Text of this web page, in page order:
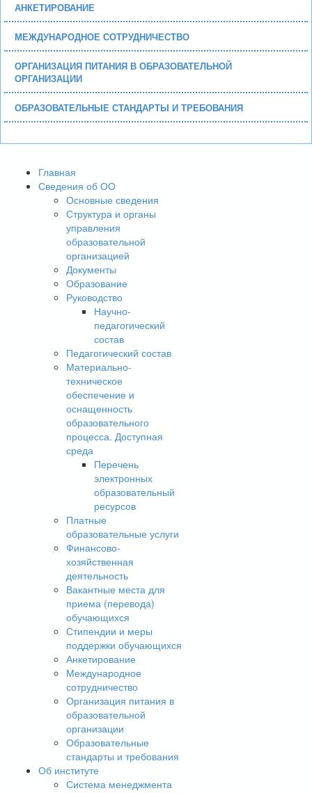
АНКЕТИРОВАНИЕ
МЕЖДУНАРОДНОЕ СОТРУДНИЧЕСТВО
ОРГАНИЗАЦИЯ ПИТАНИЯ В ОБРАЗОВАТЕЛЬНОЙ
ОРГАНИЗАЦИИ
ОБРАЗОВАТЕЛЬНЫЕ СТАНДАРТЫ И ТРЕБОВАНИЯ
Главная
Сведения об ОО
Основные сведения
Структура и органы
управления
образовательной
организацией
Документы
Образование
Руководство
Научно-
педагогический
состав
Педагогический состав
Материально-
техническое
обеспечение и
оснащенность
образовательного
процесса. Доступная
среда
Перечень
электронных
образовательный
ресурсов
Платные
образовательные услуги
Финансово-
хозяйственная
деятельность
Вакантные места для
приема (перевода)
обучающихся
Стипендии и меры
поддержки обучающихся
Анкетирование
Международное
сотрудничество
Организация питания в
образовательной
организации
Образовательные
стандарты и требования
Об институте
Система менеджмента